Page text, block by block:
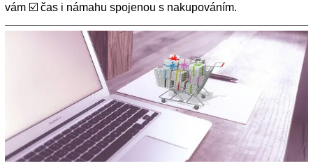
vám ☑️ čas i námahu spojenou s nakupováním.